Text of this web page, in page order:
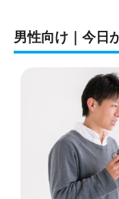
男性向け｜今日